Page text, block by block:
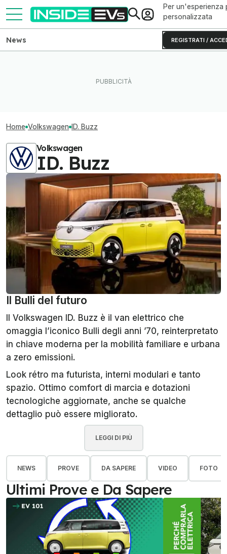
Per un'esperienza
personalizzata
REGISTRATI /
News
Home Volkswagen ID. Buzz
Volkswagen
ID. Buzz
Il Bulli del futuro
Il Volkswagen ID. Buzz è il van elettrico che
omaggia l’iconico Bulli degli anni ’70, reinterpretato
in chiave moderna per la mobilità familiare e urbana
a zero emissioni.
Look rétro ma futurista, interni modulari e tanto
spazio. Ottimo comfort di marcia e dotazioni
tecnologiche aggiornate, anche se qualche
dettaglio può essere migliorato.
LEGGI DI PIÙ
NEWS PROVE DA SAPERE VIDEO FOTO
Ultimi Prove e Da Sapere